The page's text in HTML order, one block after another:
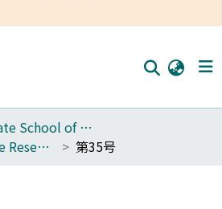
110_Graduate School of Human and Environmental Studies
German Literature Research
第35号